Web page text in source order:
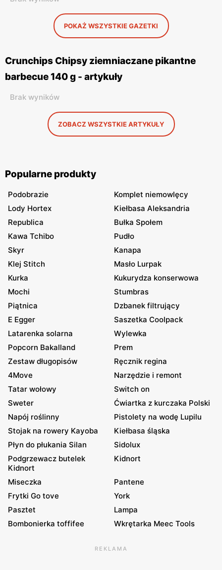
POKAŻ WSZYSTKIE GAZETKI
Crunchips Chipsy ziemniaczane pikantne
barbecue 140 g - artykuły
Brak wyników
ZOBACZ WSZYSTKIE ARTYKUŁY
Popularne produkty
Podobrazie
Komplet niemowlęcy
Lody Hortex
Kiełbasa Aleksandria
Republica
Bułka Społem
Kawa Tchibo
Pudło
Skyr
Kanapa
Klej Stitch
Masło Lurpak
Kurka
Kukurydza konserwowa
Mochi
Stumbras
Piątnica
Dzbanek filtrujący
E Egger
Saszetka Coolpack
Latarenka solarna
Wylewka
Popcorn Bakalland
Prem
Zestaw długopisów
Ręcznik regina
4Move
Narzędzie i remont
Tatar wołowy
Switch on
Sweter
Ćwiartka z kurczaka Polski
Napój roślinny
Pistolety na wodę Lupilu
Stojak na rowery Kayoba
Kiełbasa śląska
Płyn do płukania Silan
Sidolux
Podgrzewacz butelek
Kidnort
Kidnort
Miseczka
Pantene
Frytki Go tove
York
Pasztet
Lampa
Bombonierka toffifee
Wkrętarka Meec Tools
REKLAMA